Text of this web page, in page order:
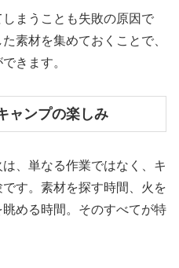
まうことも失敗の原因で
素材を集めておくことで、
きます。
ャンプの楽しみ
、単なる作業ではなく、キ
す。素材を探す時間、火を
める時間。そのすべてが特